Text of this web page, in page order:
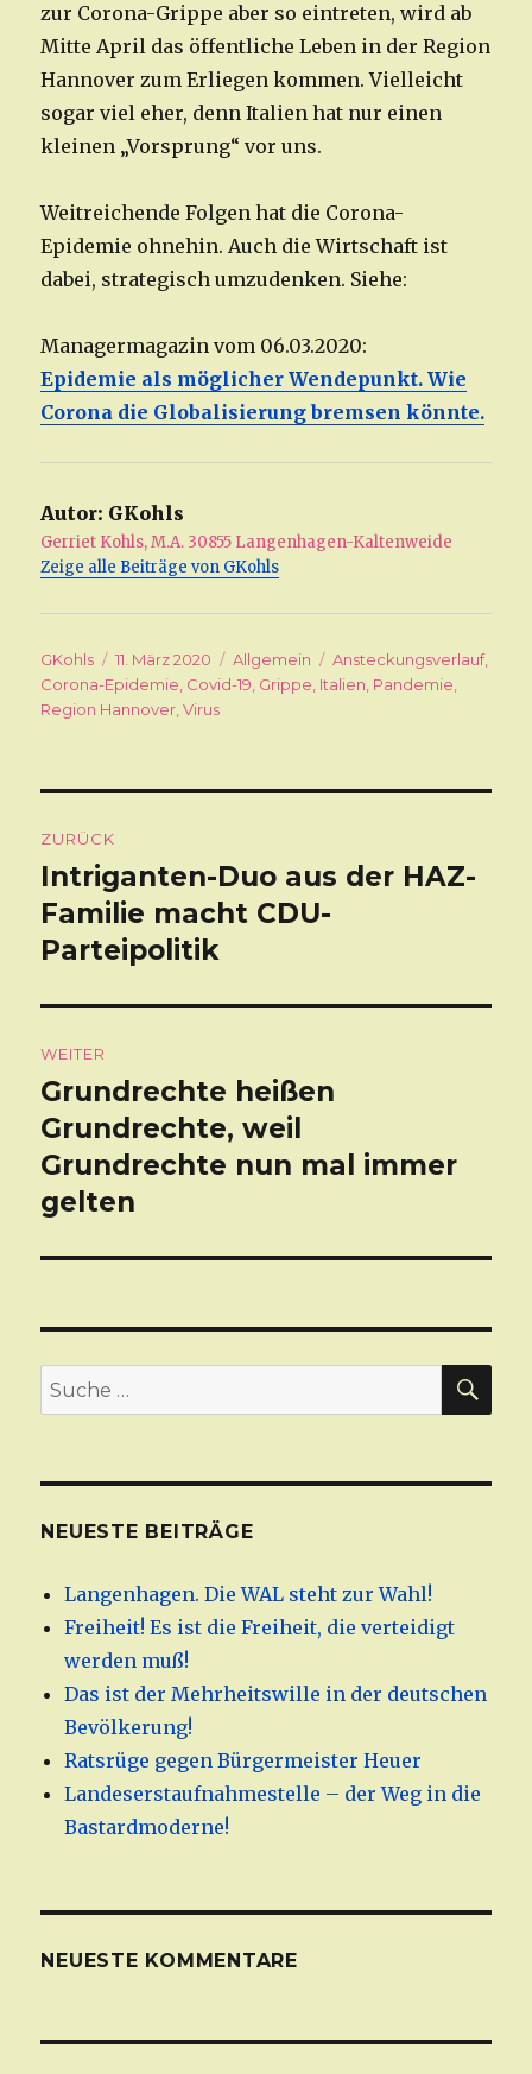
zur Corona-Grippe aber so eintreten, wird ab
Mitte April das öffentliche Leben in der Region
Hannover zum Erliegen kommen. Vielleicht
sogar viel eher, denn Italien hat nur einen
kleinen „Vorsprung“ vor uns.
Weitreichende Folgen hat die Corona-
Epidemie ohnehin. Auch die Wirtschaft ist
dabei, strategisch umzudenken. Siehe:
Managermagazin vom 06.03.2020:
Epidemie als möglicher Wendepunkt. Wie
Corona die Globalisierung bremsen könnte.
Autor: GKohls
Gerriet Kohls, M.A. 30855 Langenhagen-Kaltenweide
Zeige alle Beiträge von GKohls
Autor
GKohls
Veröffentlicht
am
11. März 2020 Kategorien
Allgemein Schlagwörter
Ansteckungsverlauf,
Corona-Epidemie, Covid-19, Grippe, Italien, Pandemie,
Region Hannover,Virus
ZURÜCK
Vorheriger
Beitrag:
Intriganten-Duo aus der HAZ-
Familie macht CDU-
Parteipolitik
WEITER
Nächster
Beitrag:
Grundrechte heißen
Grundrechte, weil
Grundrechte nun mal immer
gelten
Suche
nach:
NEUESTE BEITRÄGE
Langenhagen. Die WAL steht zur Wahl!
Freiheit! Es ist die Freiheit, die verteidigt
werden muß!
Das ist der Mehrheitswille in der deutschen
Bevölkerung!
Ratsrüge gegen Bürgermeister Heuer
Landeserstaufnahmestelle – der Weg in die
Bastardmoderne!
NEUESTE KOMMENTARE